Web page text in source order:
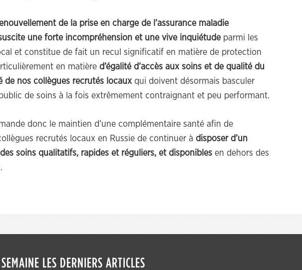
de la prise en charge de l’assurance maladie
une forte incompréhension et une vive inquiétudeparmi les
et constitue de fait un recul significatif en matière de protection
en matière d’égalité d’accès aux soins et de qualité du
de nos collègues recrutés locauxqui doivent désormais basculer
de soins à la fois extrêmement contraignant et peu performant.
donc le maintien d’une complémentaire santé afin de
recrutés locaux en Russie de continuer à disposer d’un
soins qualitatifs, rapides et réguliers, et disponibles en dehors des
LES DERNIERS ARTICLES